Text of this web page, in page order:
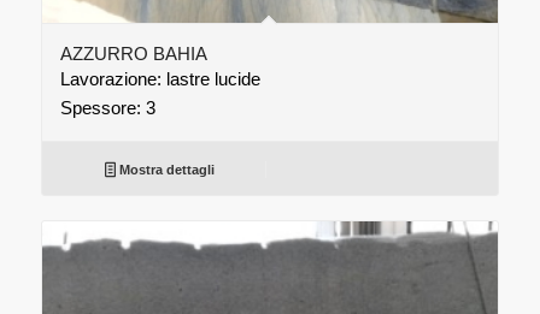
AZZURRO BAHIA
Lavorazione: lastre lucide
Spessore: 3
Mostra dettagli